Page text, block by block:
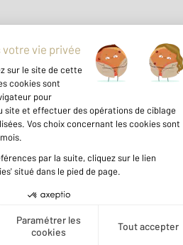
500 m ©Mappy
Votre agence est notée
Achat
Location